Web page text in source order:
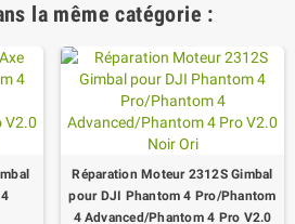
la même catégorie :
Réparation Moteur 2312S Gimbal
pour DJI Phantom 4 Pro/Phantom
4 Advanced/Phantom 4 Pro V2.0